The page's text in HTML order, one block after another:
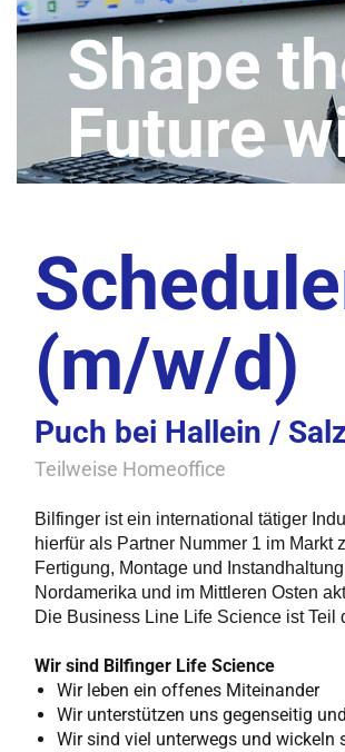
(m/w/d)
Puch bei Hallein /
Teilweise Homeoffice
Bilfinger ist ein international tätiger
hierfür als Partner Nummer 1 im
Fertigung, Montage und
Nordamerika und im Mittleren Osten
Die Business Line Life Science ist
Wir sind Bilfinger Life Science
Wir leben ein offenes Miteinander
Wir unterstützen uns gegenseitig
Wir sind viel unterwegs und wickeln